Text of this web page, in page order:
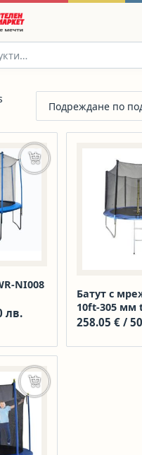
NI008
лв.
Добавяне в количката
Батут с
10ft-305 мм
3/3510078
258.05 € /
Добавяне в количката